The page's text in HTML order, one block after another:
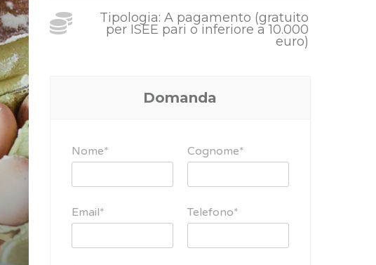
Tipologia: A pagamento (gratuito
per ISEE pari o inferiore a 10.000
euro)
Domanda
Nome* Cognome*
Email* Telefono*